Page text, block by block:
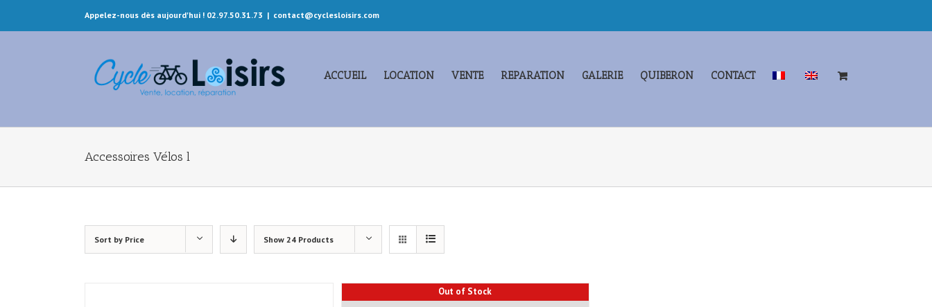
Appelez-nous dès aujourd'hui ! 02.97.50.31.73 | contact@cyclesloisirs.com
ACCUEIL LOCATION VENTE REPARATION GALERIE QUIBERON CONTACT
Accessoires Vélos l
Sort by Price Show 24 Products
Out of Stock